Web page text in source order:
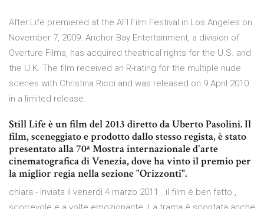
After.Life premiered at the AFI Film Festival in Los Angeles on
November 7, 2009. Anchor Bay Entertainment, a division of
Overture Films, has acquired theatrical rights for the U.S. and
the U.K. The film received an R-rating for the multiple nude
scenes with Christina Ricci and was released on 9 April 2010
in a limited release.
Still Life è un film del 2013 diretto da Uberto Pasolini. Il
film, sceneggiato e prodotto dallo stesso regista, è stato
presentato alla 70ª Mostra internazionale d'arte
cinematografica di Venezia, dove ha vinto il premio per
la miglior regia nella sezione "Orizzonti".
chiara - Inviata il venerdì 4 marzo 2011 . il film è ben fatto ,